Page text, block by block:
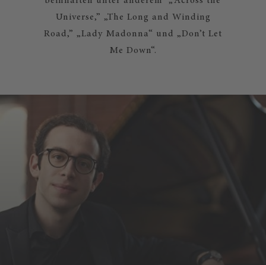
Universe,” „The Long and Winding
Road,” „Lady Madonna“ und „Don’t Let
Me Down“.